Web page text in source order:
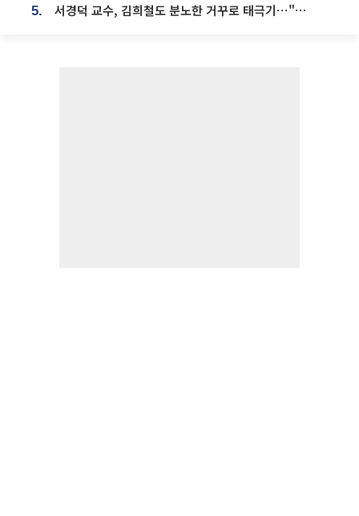
5. 서경덕 교수, 김희철도 분노한 거꾸로 태극기⋯"엉터리는 아냐, 아쉬울 뿐"